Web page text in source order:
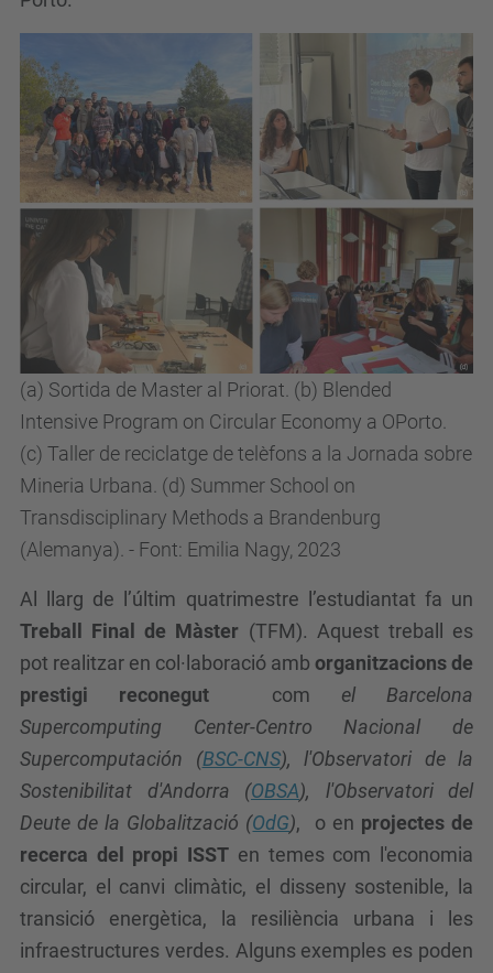
(a) Sortida de Master al Priorat. (b) Blended
Intensive Program on Circular Economy a OPorto.
(c) Taller de reciclatge de telèfons a la Jornada sobre
Mineria Urbana. (d) Summer School on
Transdisciplinary Methods a Brandenburg
(Alemanya). - Font: Emilia Nagy, 2023
Al llarg de l’últim quatrimestre l’estudiantat fa un
Treball Final de Màster (TFM). Aquest treball es
pot realitzar en col·laboració amb organitzacions de
prestigi reconegut com el Barcelona
Supercomputing Center-Centro Nacional de
Supercomputación (BSC-CNS), l'Observatori de la
Sostenibilitat d'Andorra (OBSA), l'Observatori del
Deute de la Globalització (OdG), o en projectes de
recerca del propi ISST en temes com l'economia
circular, el canvi climàtic, el disseny sostenible, la
transició energètica, la resiliència urbana i les
infraestructures verdes. Alguns exemples es poden